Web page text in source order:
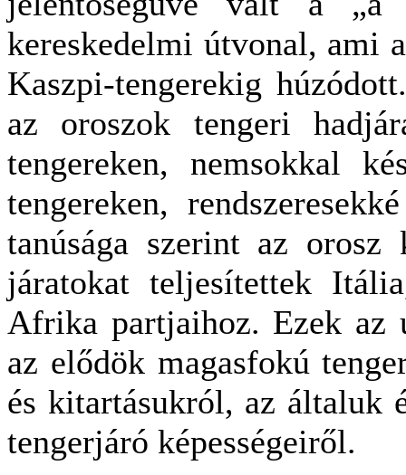
kereskedelmi útvonal, ami
Kaszpi-tengerekig
az oroszok tengeri
tengereken, nemsokkal
tengereken,
tanúsága szerint az orosz
járatokat teljesítettek
Afrika partjaihoz. Ezek az
az elődök magasfokú
és kitartásukról, az általuk
tengerjáró képességeiről.